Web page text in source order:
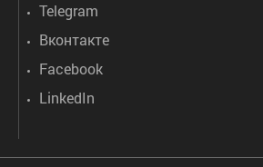
Telegram
Вконтакте
Facebook
LinkedIn